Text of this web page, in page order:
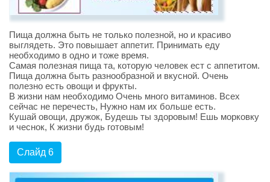
Пища должна быть не только полезной, но и красиво
выглядеть. Это повышает аппетит. Принимать еду
необходимо в одно и тоже время.
Самая полезная пища та, которую человек ест с аппетитом.
Пища должна быть разнообразной и вкусной. Очень
полезно есть овощи и фрукты.
В жизни нам необходимо Очень много витаминов. Всех
сейчас не перечесть, Нужно нам их больше есть.
Кушай овощи, дружок, Будешь ты здоровым! Ешь морковку
и чеснок, К жизни будь готовым!
Слайд 6